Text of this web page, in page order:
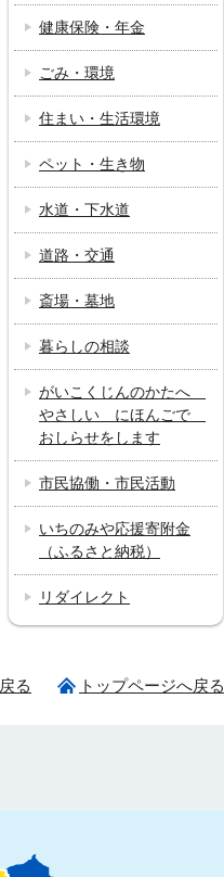
健康保険・年金
ごみ・環境
住まい・生活環境
ペット・生き物
水道・下水道
道路・交通
斎場・墓地
暮らしの相談
がいこくじんのかたへ
やさしい にほんごで
おしらせをします
市民協働・市民活動
いちのみや応援寄附金
（ふるさと納税）
リダイレクト
る トップページへ戻る